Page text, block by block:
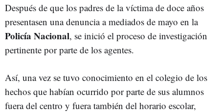
Después de que los padres de la víctima de doce años
presentasen una denuncia a mediados de mayo en la
Policía Nacional, se inició el proceso de investigación
pertinente por parte de los agentes.
Así, una vez se tuvo conocimiento en el colegio de los
hechos que habían ocurrido por parte de sus alumnos
fuera del centro y fuera también del horario escolar,